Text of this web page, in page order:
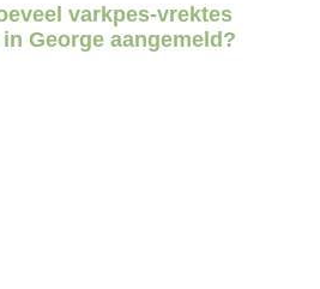
varkpes-vrektes
George aangemeld?